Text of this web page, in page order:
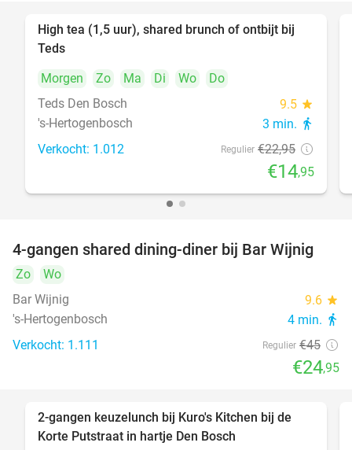
35%
High tea (1,5 uur), shared brunch of ontbijt bij
Teds
Morgen
Zo Ma Di Wo
Do
Teds Den Bosch
9.5 star
's-Hertogenbosch 3 min. directions_walk
Verkocht: 1.012 Regulier €22,95
€14,95
45%
4-gangen shared dining-diner bij Bar Wijnig
Zo
Wo
Bar Wijnig
9.6 star
's-Hertogenbosch 4 min. directions_walk
Verkocht: 1.111 Regulier €45
€24,95
2-gangen keuzelunch bij Kuro's Kitchen bij de
Korte Putstraat in hartje Den Bosch